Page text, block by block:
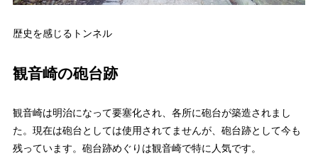
歴史を感じるトンネル
観音崎の砲台跡
観音崎は明治になって要塞化され、各所に砲台が築造されまし
た。現在は砲台としては使用されてませんが、砲台跡として今も
残っています。砲台跡めぐりは観音崎で特に人気です。